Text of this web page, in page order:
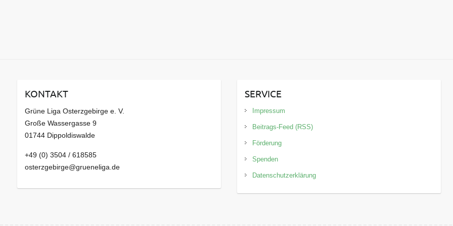
KONTAKT
Grüne Liga Osterzgebirge e. V.
Große Wassergasse 9
01744 Dippoldiswalde
+49 (0) 3504 / 618585
osterzgebirge@grueneliga.de
SERVICE
Impressum
Beitrags-Feed (RSS)
Förderung
Spenden
Datenschutzerklärung